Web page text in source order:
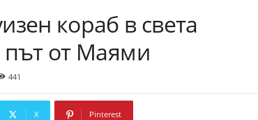
кораб в света
път от Маями
441
X Pinterest